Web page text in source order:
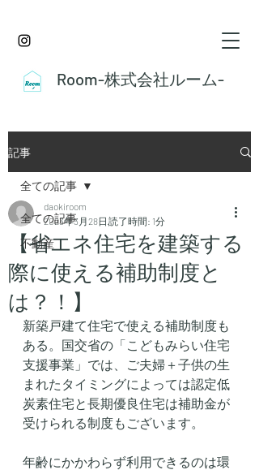
Room-株式会社ルーム-
記事
全ての記事
不動産
全ての記事
【省エネ住宅を建築する
際に使える補助制度と
は？！】
daokiroom
2023年3月28日 読了時間: 1分
新築戸建て住宅で使える補助制度も
ある。国交省の「こどもみらい住宅
支援事業」では、ご夫婦＋子供の生
まれたタイミングによっては認定低
炭素住宅と長期優良住宅は補助金が
受けられる制度もございます。
年齢にかかわらず利用できるのは環